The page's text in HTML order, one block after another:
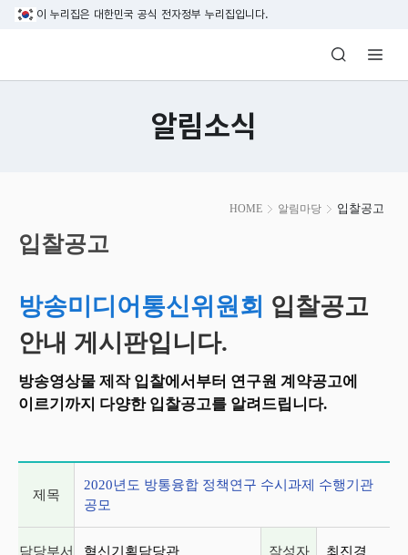
본문 바로가기
이 누리집은 대한민국 공식 전자정부 누리집입니다.
방송미디어통신위원회 Korea Media
알림소식
HOME 알림마당 입찰공고
시
작
입찰공고
방송미디어통신위원회 입찰공고
안내 게시판입니다.
방송영상물 제작 입찰에서부터 연구원 계약공고에
이르기까지 다양한 입찰공고를 알려드립니다.
제목
2020년도 방통융합 정책연구 수시과제 수행기관
공모
담당부서 혁신기획담당관 작성자 최진경